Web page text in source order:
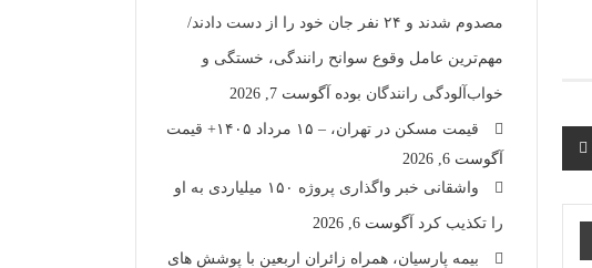
مصدوم شدند و ۲۴ نفر جان خود را از دست دادند/
مهم‌ترین عامل وقوع سوانح رانندگی، خستگی و
خواب‌آلودگی رانندگان بوده آگوست 7, 2026
قیمت مسکن در تهران، – ۱۵ مرداد ۱۴۰۵+ قیمت
آگوست 6, 2026
واشقانی خبر واگذاری پروژه ۱۵۰ میلیاردی به او
را تکذیب کرد آگوست 6, 2026
بیمه پارسیان، همراه زائران اربعین با پوشش های